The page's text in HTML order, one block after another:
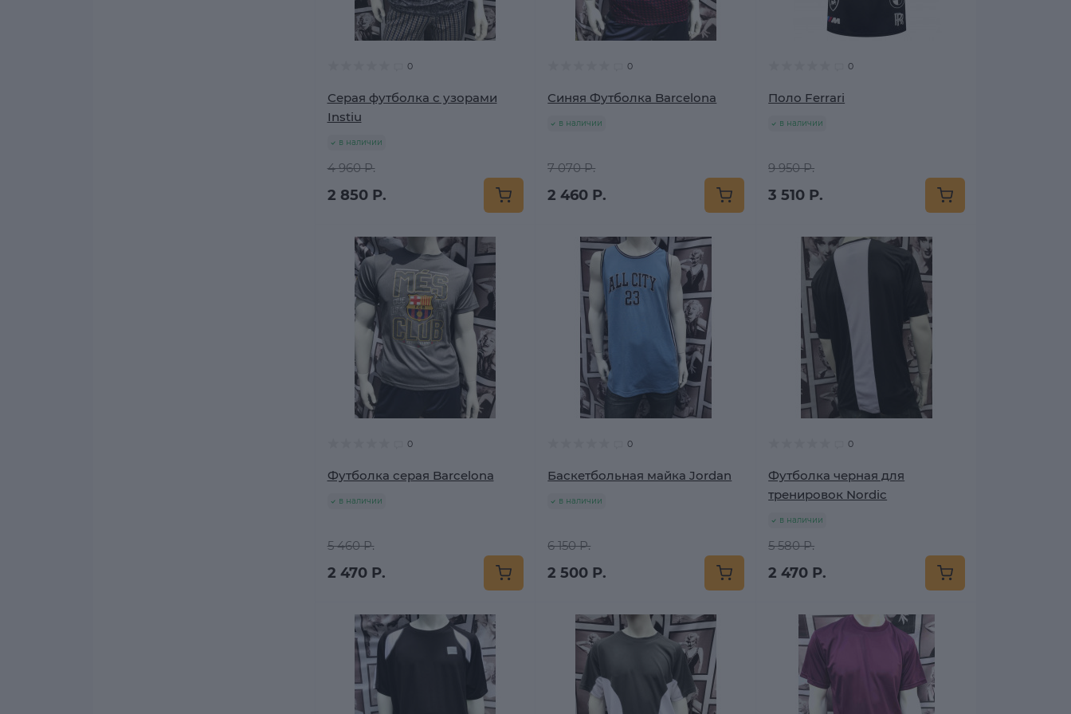
0
Серая футболка с узорами
Instiu
в наличии
4 960 Р.
2 850 Р.
0
Синяя Футболка Barcelona
в наличии
7 070 Р.
2 460 Р.
0
Поло Ferrari
в наличии
9 950 Р.
3 510 Р.
0
Футболка серая Barcelona
в наличии
5 460 Р.
2 470 Р.
0
Баскетбольная майка Jordan
в наличии
6 150 Р.
2 500 Р.
0
Футболка черная для
тренировок Nordic
в наличии
5 580 Р.
2 470 Р.